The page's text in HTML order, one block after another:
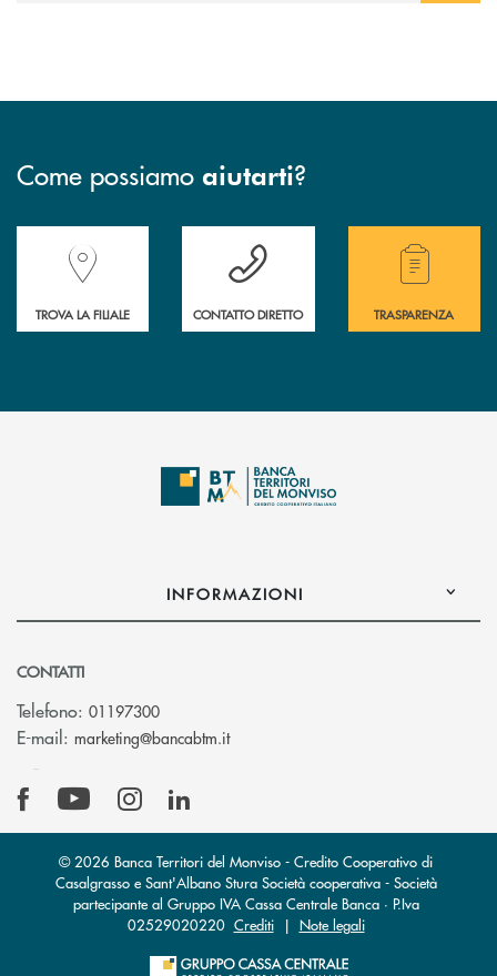
Come possiamo aiutarti?
Accedi all' elenco completo delle filiali della Banca.
TROVA LA FILIALE
Hai bisogno di assistenza immediata?
CONTATTO DIRETTO
Hai bisogno di
TRASPARENZA
INFORMAZIONI
CONTATTI
Telefono: 01197300
E-mail: marketing@bancabtm.it(si apre l’app di posta elettronica)
© 2026 Banca Territori del Monviso - Credito Cooperativo di
Casalgrasso e Sant'Albano Stura Società cooperativa - Società
partecipante al Gruppo IVA Cassa Centrale Banca · P.Iva
02529020220 Crediti| Note legali